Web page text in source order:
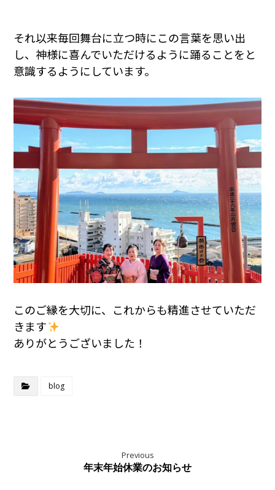
それ以来毎回舞台に立つ時にこの言葉を思い出
し、神様に喜んでいただけるように踊ることをと
意識するようにしています。
このご縁を大切に、これからも精進させていただ
きます
ありがとうございました！
blog
Previous
年末年始休業のお知らせ